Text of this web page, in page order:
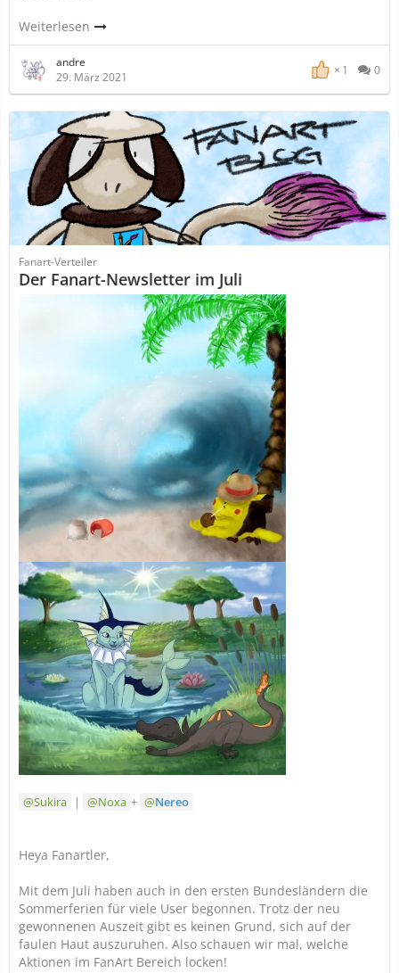
Weiterlesen
andre
29. März 2021
1 0
Fanart-Verteiler
Der Fanart-Newsletter im Juli
Sukira | Noxa + Nereo
Heya Fanartler,
Mit dem Juli haben auch in den ersten Bundesländern die
Sommerferien für viele User begonnen. Trotz der neu
gewonnenen Auszeit gibt es keinen Grund, sich auf der
faulen Haut auszuruhen. Also schauen wir mal, welche
Aktionen im FanArt Bereich locken!